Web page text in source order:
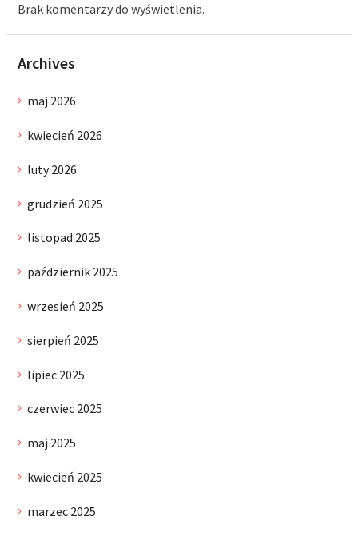
Brak komentarzy do wyświetlenia.
Archives
maj 2026
kwiecień 2026
luty 2026
grudzień 2025
listopad 2025
październik 2025
wrzesień 2025
sierpień 2025
lipiec 2025
czerwiec 2025
maj 2025
kwiecień 2025
marzec 2025